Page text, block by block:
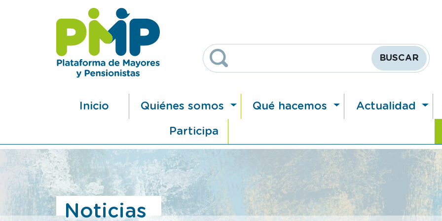
Navegación principal
Inicio Quiénes somos Qué hacemos Actualidad
Participa
Noticias